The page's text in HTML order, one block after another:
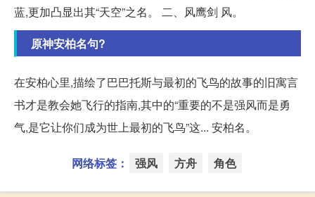
蓝,更加凸显出其“天空”之名。 二、风鹰剑 风。
原神安柏名句?
在安柏心里,描绘了巴巴托斯与最初的飞鸟的故事的旧寓言
书才是教会她飞行的指南,其中的“重要的不是强风而是勇
气,是它让你们成为世上最初的飞鸟”这... 安柏名。
网络标签： 强风 方舟 角色